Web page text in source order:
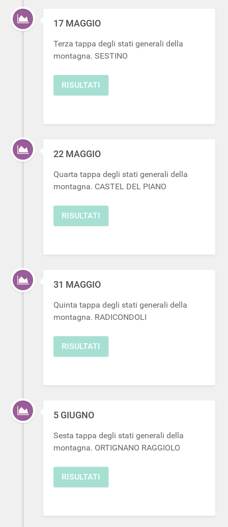
17 MAGGIO
Terza tappa degli stati generali della
montagna. SESTINO
RISULTATI
22 MAGGIO
Quarta tappa degli stati generali della
montagna. CASTEL DEL PIANO
RISULTATI
31 MAGGIO
Quinta tappa degli stati generali della
montagna. RADICONDOLI
RISULTATI
5 GIUGNO
Sesta tappa degli stati generali della
montagna. ORTIGNANO RAGGIOLO
RISULTATI